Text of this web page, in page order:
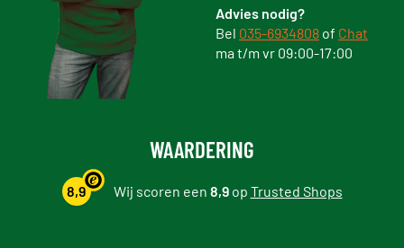
Advies nodig?
Bel 035-6934808 of Chat
ma t/m vr 09:00-17:00
WAARDERING
8,9 Wij scoren een 8,9op Trusted Shops